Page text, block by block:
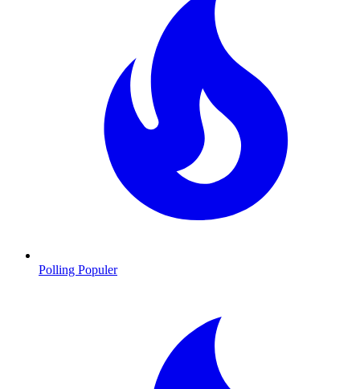
Polling Populer